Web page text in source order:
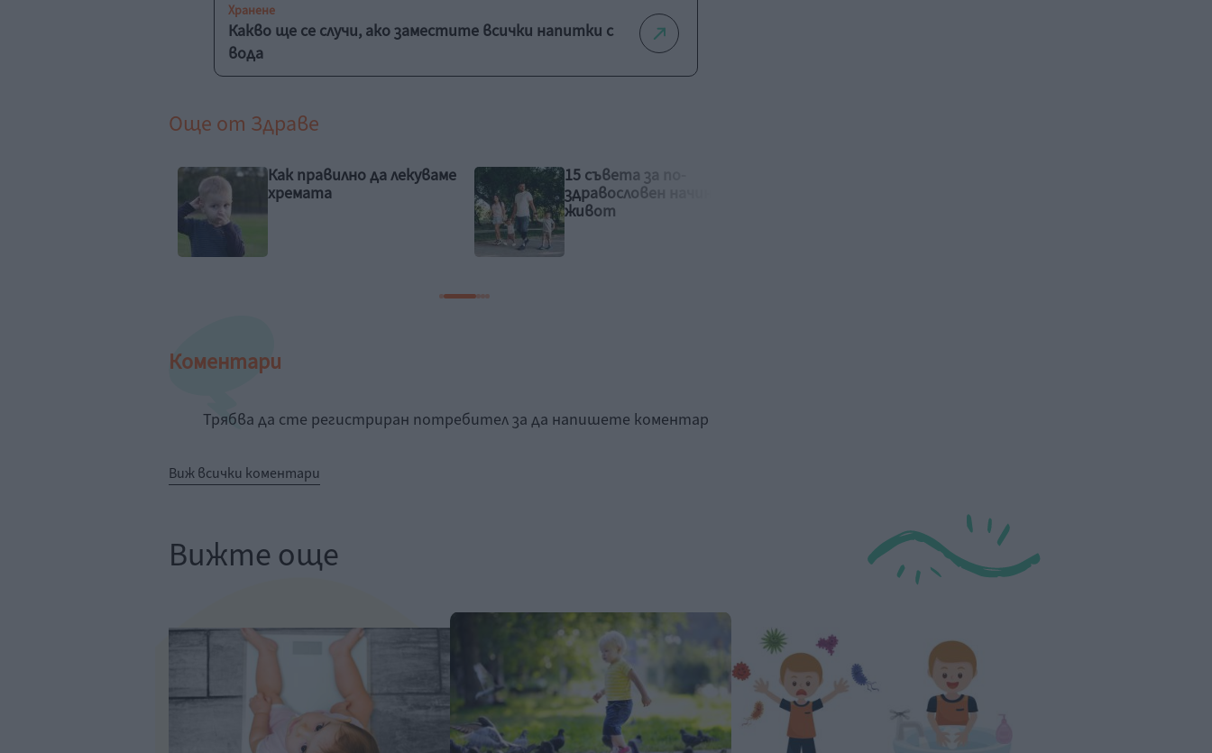
Хранене
Какво ще се случи, ако заместите всички напитки с
вода
Още от Здраве
15 съвета за по-
здравословен начин на
Как да предпазим
детето от прегряване
Коментари
Трябва да сте регистриран потребител за да напишете коментар
Виж всички коментари
Вижте още